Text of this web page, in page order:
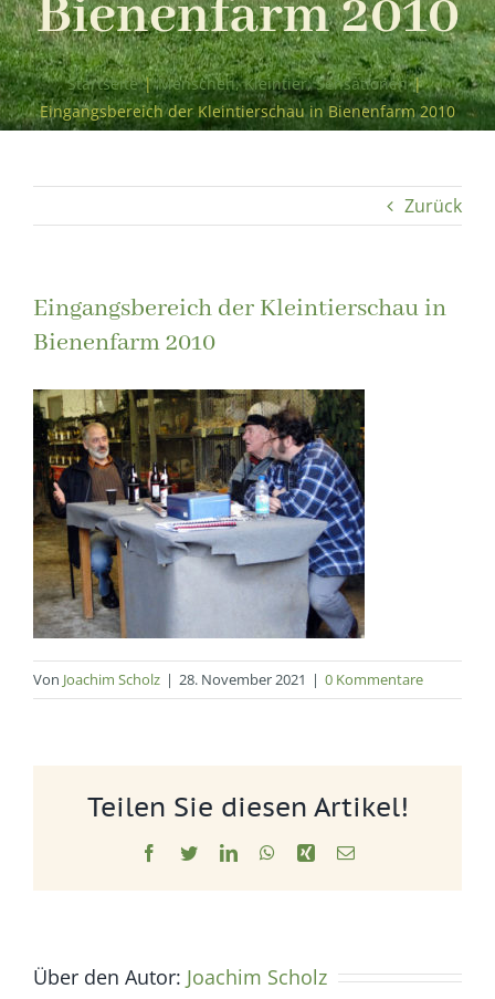
Bienenfarm 2010
Startseite | Menschen, Kleintier, Sensationen |
Eingangsbereich der Kleintierschau in Bienenfarm 2010
Zurück
Eingangsbereich der Kleintierschau in
Bienenfarm 2010
Von Joachim Scholz | 28. November 2021 | 0 Kommentare
Teilen Sie diesen Artikel!
Facebook
TwitterLinkedInWhatsApp
Xing E-
Über den Autor: Joachim Scholz